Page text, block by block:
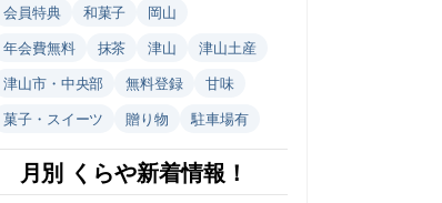
会員特典
和菓子
岡山
年会費無料
抹茶 津山
津山土産
津山市・中央部
無料登録
甘味
菓子・スイーツ
贈り物 駐車場有
月別 くらや新着情報！